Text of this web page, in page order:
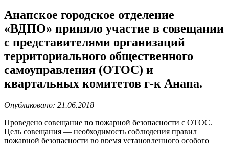
Анапское городское отделение
«ВДПО» приняло участие в совещании
с представителями организаций
территориального общественного
самоуправления (ОТОС) и
квартальных комитетов г-к Анапа.
Опубликовано: 21.06.2018
Проведено совещание по пожарной безопасности с ОТОС.
Цель совещания — необходимость соблюдения правил
пожарной безопасности во время установленного особого